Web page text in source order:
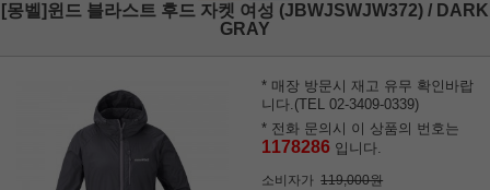
[몽벨]윈드 블라스트 후드 자켓 여성 (JBWJSWJW372) / DARK
GRAY
* 매장 방문시 재고 유무 확인바랍
니다.(TEL 02-3409-0339)
* 전화 문의시 이 상품의 번호는
1178286 입니다.
소비자가 119,000원